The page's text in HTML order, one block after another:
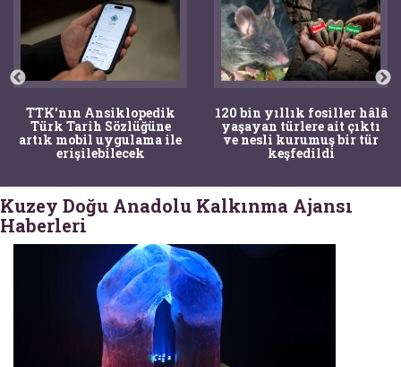
TTK'nın Ansiklopedik
Türk Tarih Sözlüğüne
artık mobil uygulama ile
erişilebilecek
120 bin yıllık fosiller hâlâ
yaşayan türlere ait çıktı
ve nesli kurumuş bir tür
keşfedildi
Kuzey Doğu Anadolu Kalkınma Ajansı
Haberleri